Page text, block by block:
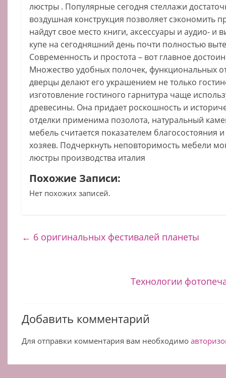
люстры . Популярные сегодня стеллажи
воздушная конструкция позволяет сэкономить
найдут свое место книги, аксессуары и аудио- и
купе на сегодняшний день почти полностью
Современность и простота – вот главное
Множество удобных полочек, функциональных
дверцы делают его украшением не только
изготовление гостиного гарнитура чаще
древесины. Она придает роскошность и
отделки применима позолота, натуральный
мебель считается показателем благосостояния
хозяев. Подчеркнуть неповторимость мебели
люстры производства италия
Похожие Записи:
Нет похожих записей.
← 6 оригинальных фестивалей планеты
Технологии
Добавить комментарий
Для отправки комментария вам необходимо